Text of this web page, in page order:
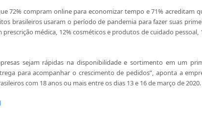
72% compram online para economizar tempo e 71% acreditam
brasileiros usaram o período de pandemia para fazer suas
prescrição médica, 12% cosméticos e produtos de cuidado pessoal,
sejam rápidas na disponibilidade e sortimento em um
para acompanhar o crescimento de pedidos”, aponta a
com 18 anos ou mais entre os dias 13 e 16 de março de 2020.